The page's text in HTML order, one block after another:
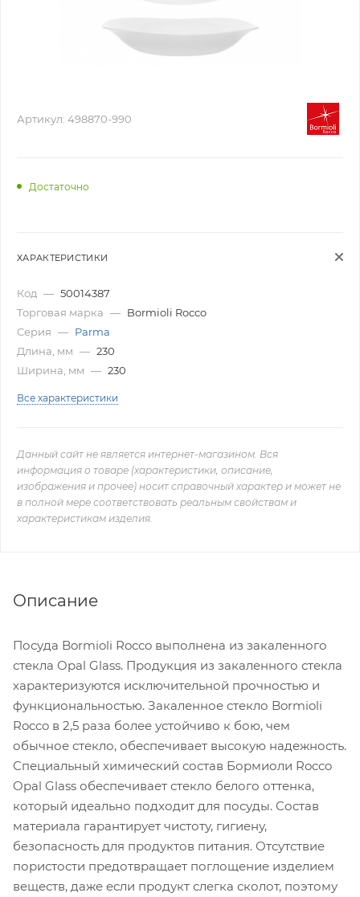
Артикул: 498870-990
Достаточно
ХАРАКТЕРИСТИКИ
Код — 50014387
Торговая марка — Bormioli Rocco
Серия — Parma
Длина, мм — 230
Ширина, мм — 230
Все характеристики
Данный сайт не является интернет-магазином. Вся
информация о товаре (характеристики, описание,
изображения и прочее) носит справочный характер и может не
в полной мере соответствовать реальным свойствам и
характеристикам изделия.
Описание
Посуда Bormioli Rocco выполнена из закаленного
стекла Opal Glass. Продукция из закаленного стекла
характеризуются исключительной прочностью и
функциональностью. Закаленное стекло Bormioli
Rocco в 2,5 раза более устойчиво к бою, чем
обычное стекло, обеспечивает высокую надежность.
Специальный химический состав Бормиоли Rocco
Opal Glass обеспечивает стекло белого оттенка,
который идеально подходит для посуды. Состав
материала гарантирует чистоту, гигиену,
безопасность для продуктов питания. Отсутствие
пористости предотвращает поглощение изделием
веществ, даже если продукт слегка сколот, поэтому